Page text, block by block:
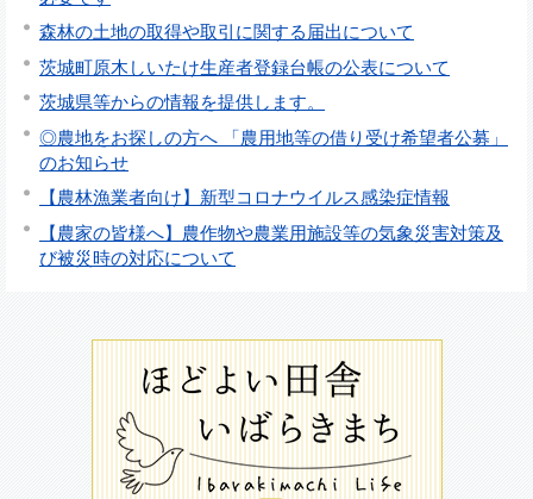
森林の土地の取得や取引に関する届出について
茨城町原木しいたけ生産者登録台帳の公表について
茨城県等からの情報を提供します。
◎農地をお探しの方へ 「農用地等の借り受け希望者公募」
のお知らせ
【農林漁業者向け】新型コロナウイルス感染症情報
【農家の皆様へ】農作物や農業用施設等の気象災害対策及
び被災時の対応について